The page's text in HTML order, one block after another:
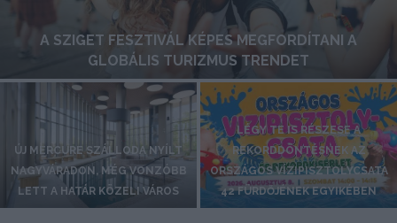
A SZIGET FESZTIVÁL KÉPES MEGFORDÍTANI A
GLOBÁLIS TURIZMUS TRENDET
ÚJ MERCURE SZÁLLODA NYÍLT
NAGYVÁRADON, MÉG VONZÓBB
LETT A HATÁR KÖZELI VÁROS
LÉGY TE IS RÉSZESE A
REKORDDÖNTÉSNEK AZ
ORSZÁGOS VÍZIPISZTOLYCSATA
42 FÜRDŐJÉNEK EGYIKÉBEN